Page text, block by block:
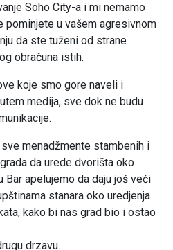
Soho City-a i mi nemamo
pominjete u vašem agresivnom
da ste tuženi od strane
obračuna istih.
koje smo gore naveli i
medija, sve dok ne budu
menadžmente stambenih i
da urede dvorišta oko
Bar apelujemo da daju još veći
stanara oko uredjenja
kako bi nas grad bio i ostao
drzavu.